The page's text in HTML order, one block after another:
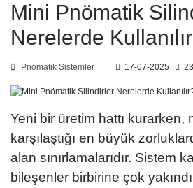
Mini Pnömatik
Nerelerde
Pnömatik Sistemler 17-07-2025
Yeni bir üretim hattı kurarken,
karşılaştığı en büyük
alan sınırlamalarıdır. Sistem
bileşenler birbirine çok